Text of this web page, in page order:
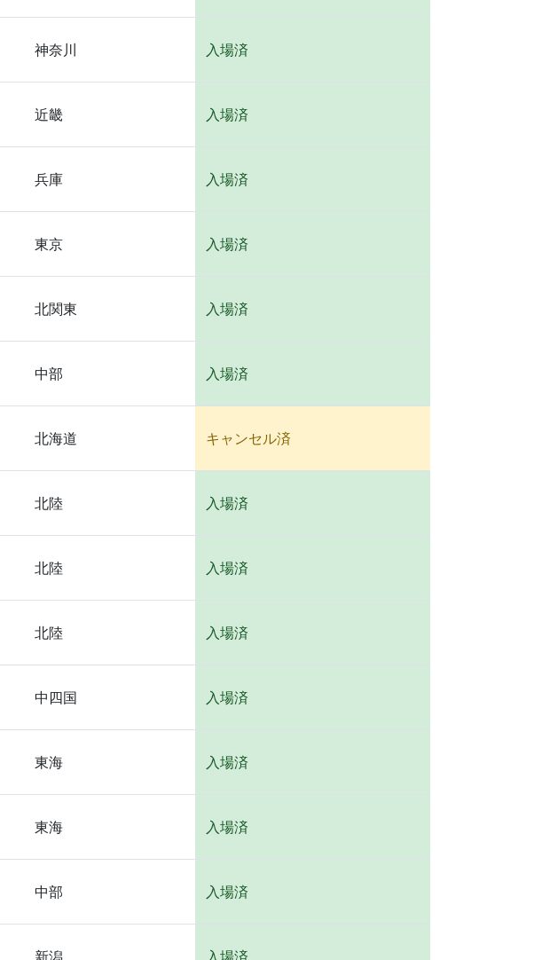
神奈川 入場済
近畿 入場済
兵庫 入場済
東京 入場済
北関東 入場済
中部 入場済
北海道 キャンセル済
北陸 入場済
北陸 入場済
北陸 入場済
中四国 入場済
東海 入場済
東海 入場済
中部 入場済
新潟 入場済